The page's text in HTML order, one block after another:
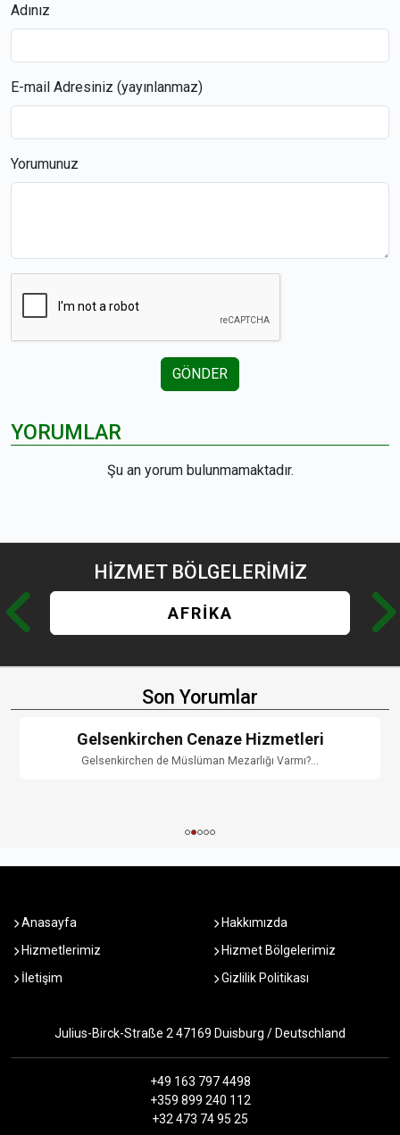
Adınız
E-mail Adresiniz (yayınlanmaz)
Yorumunuz
GÖNDER
YORUMLAR
Şu an yorum bulunmamaktadır.
HİZMET BÖLGELERİMİZ
AFRİKA
Son Yorumlar
Gelsenkirchen Cenaze Hizmetleri
Gelsenkirchen de Müslüman Mezarlığı Varmı?...
Anasayfa
Hakkımızda
Hizmetlerimiz
Hizmet Bölgelerimiz
İletişim
Gizlilik Politikası
Julius-Birck-Straße 2 47169 Duisburg / Deutschland
+49 163 797 4498
+359 899 240 112
+32 473 74 95 25